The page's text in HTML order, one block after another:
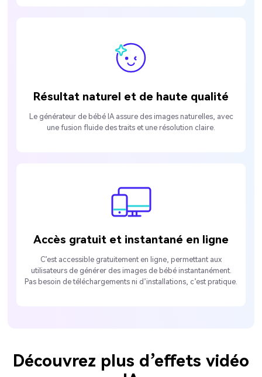
Résultat naturel et de haute qualité
Le générateur de bébé IA assure des images naturelles, avec
une fusion fluide des traits et une résolution claire.
Accès gratuit et instantané en ligne
C’est accessible gratuitement en ligne, permettant aux
utilisateurs de générer des images de bébé instantanément.
Pas besoin de téléchargements ni d’installations, c’est pratique.
Découvrez plus d’effets vidéo